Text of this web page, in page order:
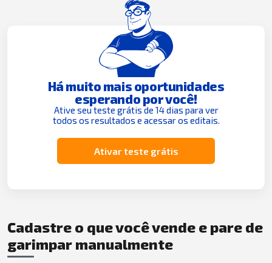
Há muito mais oportunidades
esperando por você!
Ative seu teste grátis de 14 dias para ver
todos os resultados e acessar os editais.
Ativar teste grátis
Cadastre o que você vende e pare de
garimpar manualmente